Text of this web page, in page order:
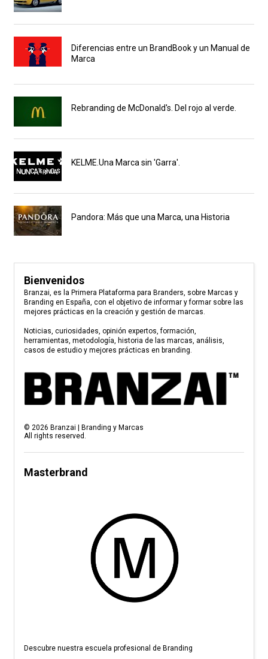
Diferencias entre un BrandBook y un Manual de
Marca
Rebranding de McDonald's. Del rojo al verde.
KELME.Una Marca sin 'Garra'.
Pandora: Más que una Marca, una Historia
Bienvenidos
Branzai, es la Primera Plataforma para Branders, sobre Marcas y
Branding en España, con el objetivo de informar y formar sobre las
mejores prácticas en la creación y gestión de marcas.
Noticias, curiosidades, opinión expertos, formación,
herramientas, metodología, historia de las marcas, análisis,
casos de estudio y mejores prácticas en branding.
© 2026 Branzai | Branding y Marcas
All rights reserved.
Masterbrand
Descubre nuestra escuela profesional de Branding